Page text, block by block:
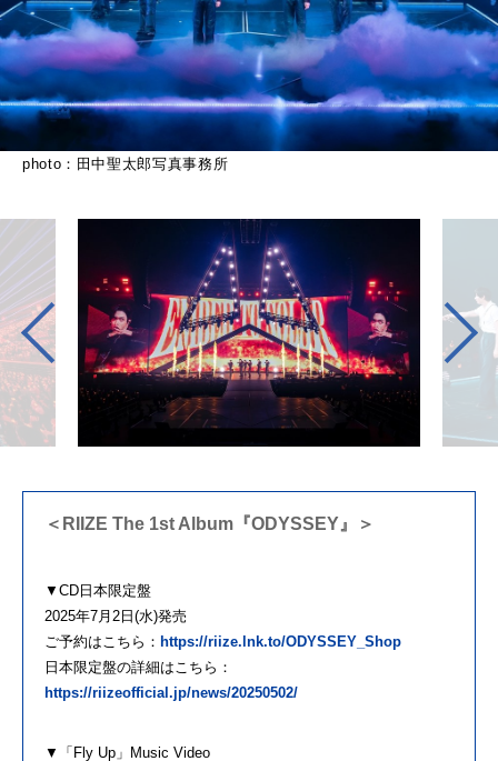
photo：田中聖太郎写真事務所
＜RIIZE The 1st Album『ODYSSEY』＞
▼CD日本限定盤
2025年7月2日(水)発売
ご予約はこちら： https://riize.lnk.to/ODYSSEY_Shop
日本限定盤の詳細はこちら：
https://riizeofficial.jp/news/20250502/
▼「Fly Up」Music Video